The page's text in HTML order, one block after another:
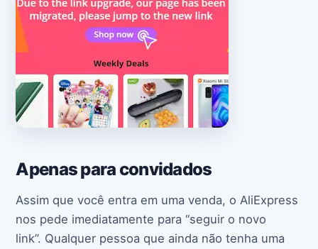
Apenas para convidados
Assim que você entra em uma venda, o AliExpress
nos pede imediatamente para “seguir o novo
link”. Qualquer pessoa que ainda não tenha uma